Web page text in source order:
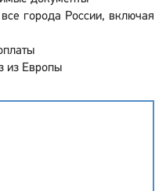
города России, включая
из Европы